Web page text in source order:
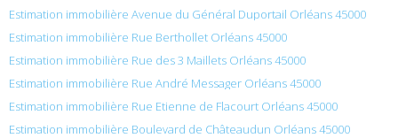
Estimation immobilière Avenue du Général Duportail Orléans 45000
Estimation immobilière Rue Berthollet Orléans 45000
Estimation immobilière Rue des 3 Maillets Orléans 45000
Estimation immobilière Rue André Messager Orléans 45000
Estimation immobilière Rue Etienne de Flacourt Orléans 45000
Estimation immobilière Boulevard de Châteaudun Orléans 45000